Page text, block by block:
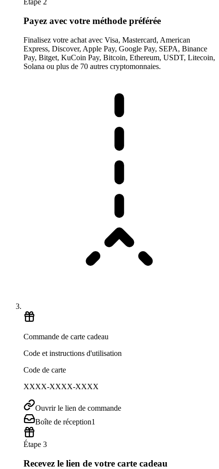
Étape 2
Payez avec votre méthode préférée
Finalisez votre achat avec Visa, Mastercard, American
Express, Discover, Apple Pay, Google Pay, SEPA, Binance
Pay, Bitget, KuCoin Pay, Bitcoin, Ethereum, USDT, Litecoin,
Solana ou plus de 70 autres cryptomonnaies.
Commande de carte cadeau
Code et instructions d'utilisation
Code de carte
XXXX-XXXX-XXXX
Ouvrir le lien de commande
Boîte de réception1
Étape 3
Recevez le lien de votre carte cadeau